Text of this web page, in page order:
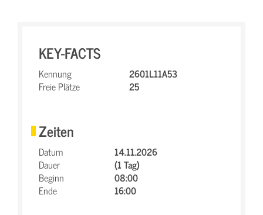
KEY-FACTS
Kennung
2601L11A53
Freie Plätze
25
Zeiten
Datum
14.11.2026
Dauer
(1 Tag)
Beginn
08:00
Ende
16:00